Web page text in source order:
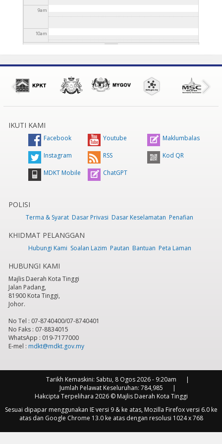
9am
10am
2pm
3pm
pm
6pm
8 pm
9 pm
11pm
IKUTI KAMI
Facebook Youtube Maklumbalas
Instagram RSS Kod QR
MDKT Mobile ChatGPT
POLISI
Terma & Syarat Dasar Privasi Dasar Keselamatan Penafian
KHIDMAT PELANGGAN
Hubungi Kami Soalan Lazim Pautan Bantuan Peta Laman
HUBUNGI KAMI
Majlis Daerah Kota Tinggi
Jalan Padang,
81900 Kota Tinggi,
Johor.
No Tel : 07-8740400/07-8740401
No Faks : 07-8834015
WhatsApp : 019-7177000
E-mel : mdkt@mdkt.gov.my
Tarikh Kemaskini: Sabtu, 8 Ogos 2026 - 9:20am
Jumlah Pelawat Keseluruhan: 784,985
Hakcipta Terpelihara 2026 © Majlis Daerah Kota Tinggi
Sesuai dipapar menggunakan IE versi 9 & ke atas, Mozilla Firefox versi 6.0 ke
atas dan Google Chrome 13.0 ke atas dengan resolusi 1024 x 768